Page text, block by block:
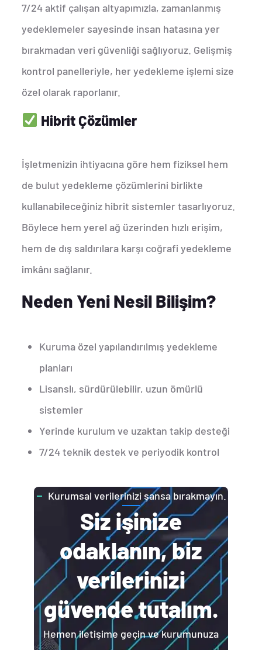
7/24 aktif çalışan altyapımızla, zamanlanmış
yedeklemeler sayesinde insan hatasına yer
bırakmadan veri güvenliği sağlıyoruz. Gelişmiş
kontrol panelleriyle, her yedekleme işlemi size
özel olarak raporlanır.
Hibrit Çözümler
İşletmenizin ihtiyacına göre hem fiziksel hem
de bulut yedekleme çözümlerini birlikte
kullanabileceğiniz hibrit sistemler tasarlıyoruz.
Böylece hem yerel ağ üzerinden hızlı erişim,
hem de dış saldırılara karşı coğrafi yedekleme
imkânı sağlanır.
Neden Yeni Nesil Bilişim?
Kuruma özel yapılandırılmış yedekleme
planları
Lisanslı, sürdürülebilir, uzun ömürlü
sistemler
Yerinde kurulum ve uzaktan takip desteği
7/24 teknik destek ve periyodik kontrol
Kurumsal verilerinizi şansa bırakmayın.
Siz işinize
odaklanın, biz
verilerinizi
güvende tutalım.
Hemen iletişime geçin ve kurumunuza